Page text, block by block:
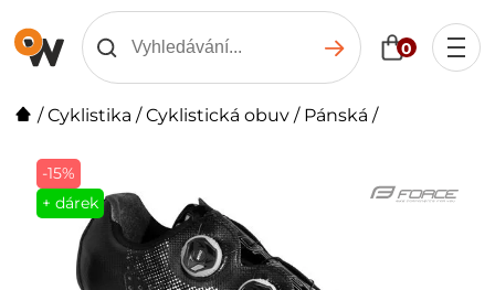
0
/Cyklistika /Cyklistická obuv / Pánská /
-15%
+ dárek